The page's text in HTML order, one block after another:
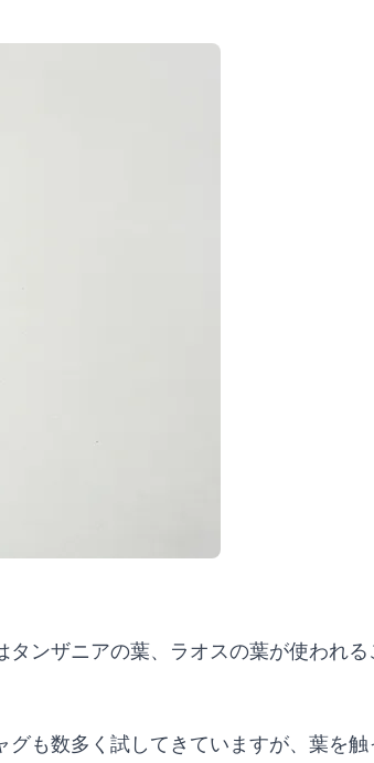
ンザニアの葉、ラオスの葉が使われ
グも数多く試してきていますが、葉を